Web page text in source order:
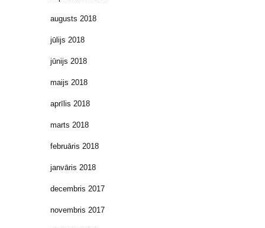
augusts 2018
jūlijs 2018
jūnijs 2018
maijs 2018
aprīlis 2018
marts 2018
februāris 2018
janvāris 2018
decembris 2017
novembris 2017